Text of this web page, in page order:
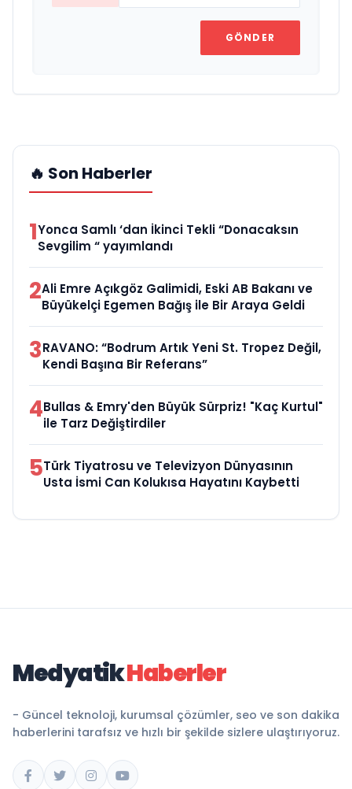
GÖNDER
🔥 Son Haberler
1Yonca Samlı ‘dan İkinci Tekli “Donacaksın
Sevgilim “ yayımlandı
2Ali Emre Açıkgöz Galimidi, Eski AB Bakanı ve
Büyükelçi Egemen Bağış ile Bir Araya Geldi
3RAVANO: “Bodrum Artık Yeni St. Tropez Değil,
Kendi Başına Bir Referans”
4Bullas & Emry'den Büyük Sürpriz! "Kaç Kurtul"
ile Tarz Değiştirdiler
5Türk Tiyatrosu ve Televizyon Dünyasının
Usta İsmi Can Kolukısa Hayatını Kaybetti
MedyatikHaberler
- Güncel teknoloji, kurumsal çözümler, seo ve son dakika
haberlerini tarafsız ve hızlı bir şekilde sizlere ulaştırıyoruz.